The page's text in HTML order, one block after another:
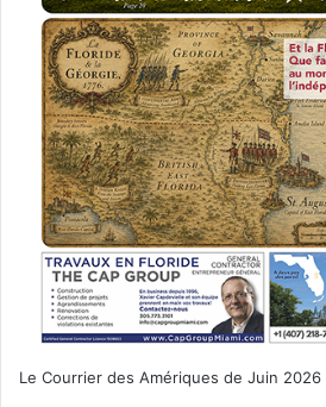
Le Courrier des Amériques de Juin 2026